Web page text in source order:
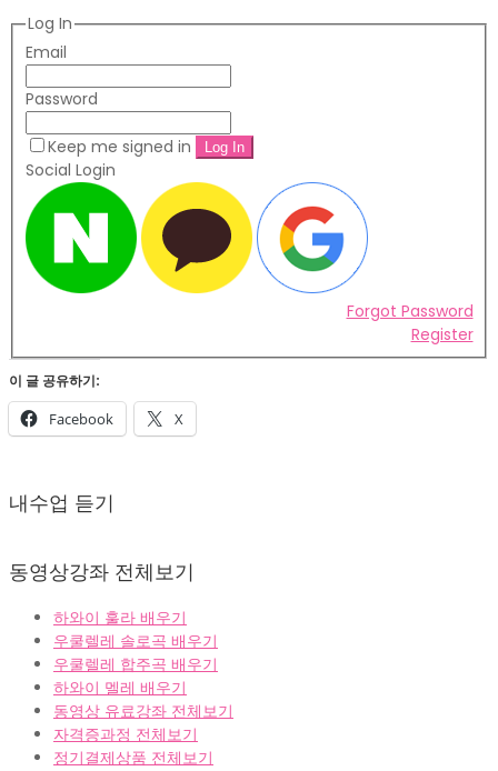
Log In
Email
Password
Keep me signed in
Social Login
Forgot Password
Register
이 글 공유하기:
Facebook X
02-
내수업 듣기
동영상강좌 전체보기
하와이 훌라 배우기
우쿨렐레 솔로곡 배우기
우쿨렐레 합주곡 배우기
하와이 멜레 배우기
동영상 유료강좌 전체보기
자격증과정 전체보기
정기결제상품 전체보기